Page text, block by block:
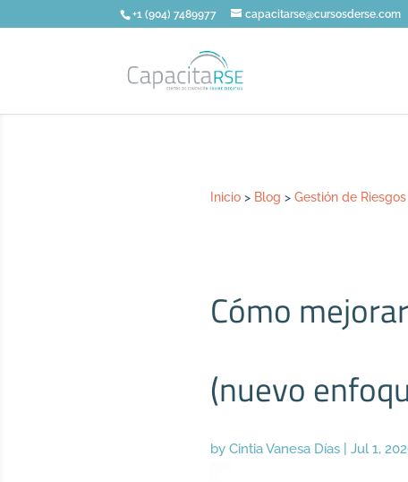
+1 (904) 7489977 capacitarse@cursosderse.com
Inicio > Blog >Gestión de Riesgos
Cómo
(nuevo
byCintia Vanesa Días |Jul 1,